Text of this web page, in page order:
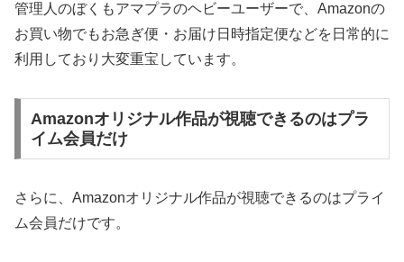
管理人のぼくもアマプラのヘビーユーザーで、Amazonの
お買い物でもお急ぎ便・お届け日時指定便などを日常的に
利用しており大変重宝しています。
Amazonオリジナル作品が視聴できるのはプラ
イム会員だけ
さらに、Amazonオリジナル作品が視聴できるのはプライ
ム会員だけです。